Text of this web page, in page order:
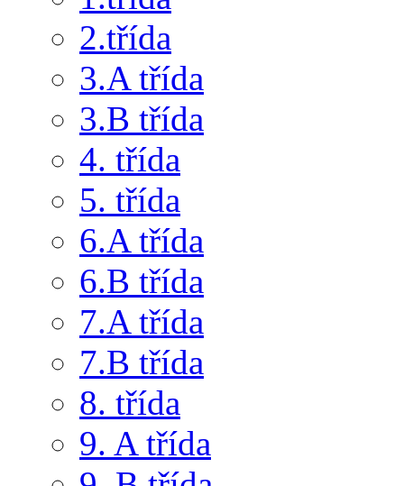
2.třída
3.A třída
3.B třída
4. třída
5. třída
6.A třída
6.B třída
7.A třída
7.B třída
8. třída
9. A třída